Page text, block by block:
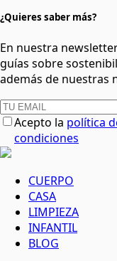
¿Quieres saber más?
En nuestra
guías sobre
además de nuestras
Acepto la política
condiciones
CUERPO
CASA
LIMPIEZA
INFANTIL
BLOG